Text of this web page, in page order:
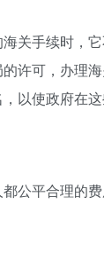
关手续时，
许可，办理
以使政府在这
公平合理的